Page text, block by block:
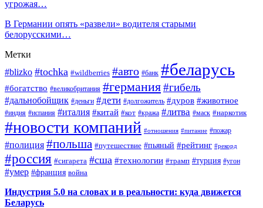
угрожая…
В Германии опять «развели» водителя старыми
белорусскими…
Метки
#blizko #tochka #wildberries #авто #банк #беларусь
#богатство #великобритания #германия#гибель
#дальнобойщик #деньги #дети #долгожитель #дуров #животное
#индия #испания #италия #китай #кот #кража #литва #маск #наркотик
#новости компаний #отношения #питание #пожар
#полиция #польша #путешествие #пьяный #рейтинг #рекорд
#россия #сигарета #сша #технологии #трамп #турция #угон
#умер #франция война
Индустрия 5.0 на словах и в реальности: куда движется
Беларусь